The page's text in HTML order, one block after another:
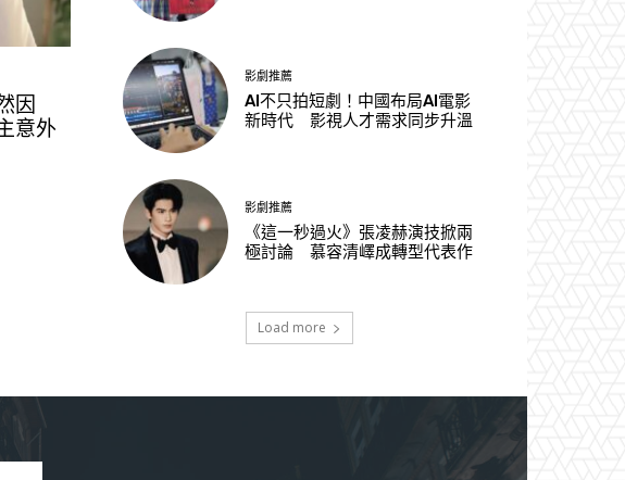
因
意外
影劇推薦
AI不只拍短劇！中國布局AI電影
新時代 影視人才需求同步升溫
影劇推薦
《這一秒過火》張凌赫演技掀兩
極討論 慕容清嶧成轉型代表作
Load more